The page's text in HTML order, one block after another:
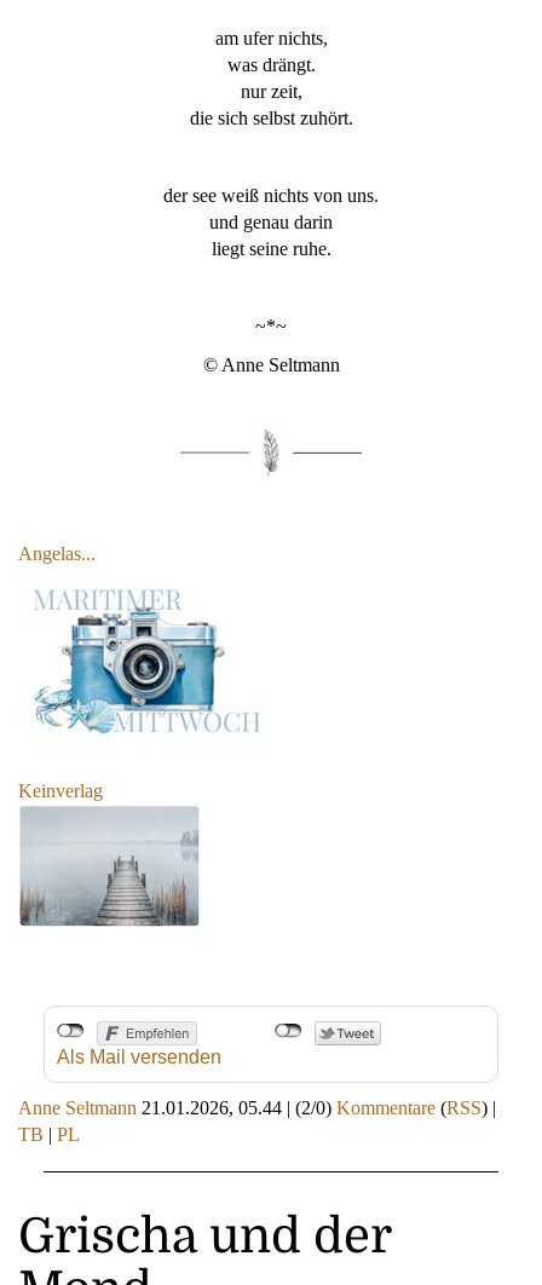
am ufer nichts,
was drängt.
nur zeit,
die sich selbst zuhört.
der see weiß nichts von uns.
und genau darin
liegt seine ruhe.
~*~
© Anne Seltmann
Angelas...
Keinverlag
Als Mail versenden
Anne Seltmann 21.01.2026, 05.44 | (2/0) Kommentare (RSS) |
TB | PL
Grischa und der